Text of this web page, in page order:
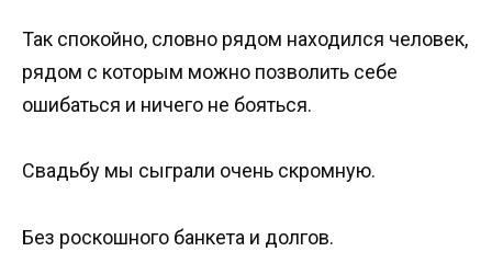
Так спокойно, словно рядом находился человек,
рядом с которым можно позволить себе
ошибаться и ничего не бояться.
Свадьбу мы сыграли очень скромную.
Без роскошного банкета и долгов.